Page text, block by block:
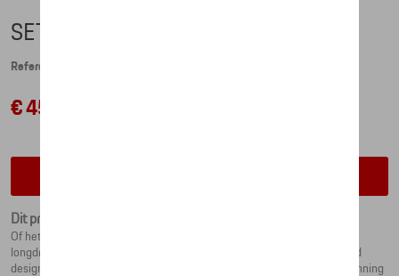
SET LONGDRINK GLAZEN - 911 GT1
Referentie: WAP0505040RLDR
€ 45,76
Dit product is momenteel niet op stock
Of het nu voor dagelijks gebruik is of voor speciale gelegenheden: de
longdrinkglazen in een praktische set van 2 hebben een indrukwekkend
design, gebaseerd op de Porsche 911 GT1, die in 1998 de eindoverwinning